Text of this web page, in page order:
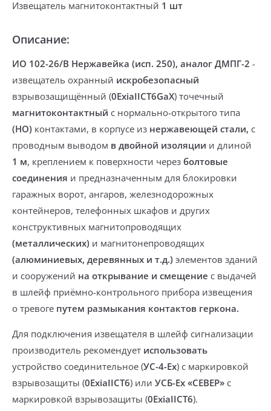
Извещатель магнитоконтактный 1 шт
Описание:
ИО 102-26/В Нержавейка (исп. 250), аналог ДМПГ-2 -
извещатель охранный искробезопасный
взрывозащищённый (0ExiaIICT6GaX) точечный
магнитоконтактный с нормально-открытого типа
(НО) контактами, в корпусе из нержавеющей стали, с
проводным выводом в двойной изоляции и длиной
1 м, креплением к поверхности через болтовые
соединения и предназначенным для блокировки
гаражных ворот, ангаров, железнодорожных
контейнеров, телефонных шкафов и других
конструктивных магнитопроводящих
(металлических) и магнитонепроводящих
(алюминиевых, деревянных и т.д.) элементов зданий
и сооружений на открывание и смещение с выдачей
в шлейф приёмно-контрольного прибора извещения
о тревоге путем размыкания контактов геркона.
Для подключения извещателя в шлейф сигнализации
производитель рекомендует использовать
устройство соединительное (УС-4-Ех) с маркировкой
взрывозащиты (0ExiaIICT6) или УСБ-Ех «СЕВЕР» с
маркировкой взрывозащиты (0ExiaIICT6).